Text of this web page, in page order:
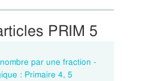
PRIM 5
par une fraction -
: Primaire 4, 5